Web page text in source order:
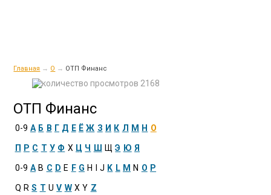
Главная → О → ОТП Финанс
2168
ОТП Финанс
0-9 А Б В Г Д Е Ё Ж З И К Л М Н О
П Р С Т У Ф Х Ц Ч Ш Щ Э Ю Я
0-9 A B C D E F G H J K L M N O P
Q R S T U V W X Y Z